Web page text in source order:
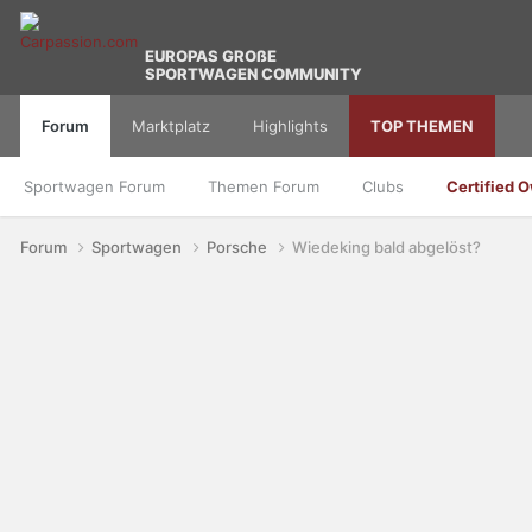
EUROPAS GROßE
SPORTWAGEN COMMUNITY
Forum
Sportwagen Forum Themen Forum Clubs Certified
Marktplatz Highlights TOP THEMEN
Forum Sportwagen Porsche Wiedeking bald abgelöst?